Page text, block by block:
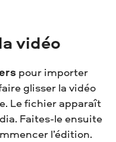
vidéo
pour importer
glisser la vidéo
Le fichier apparaît
Faites-le ensuite
l’édition.